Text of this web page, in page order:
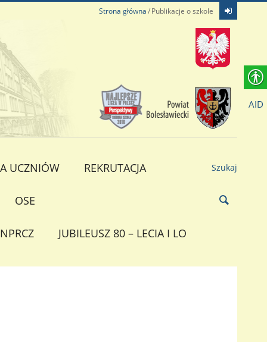
Strona główna Publikacje o szkole
UCZNIÓW REKRUTACJA
OSE
NPRCZ JUBILEUSZ 80 – LECIA I LO
Szukaj
AID